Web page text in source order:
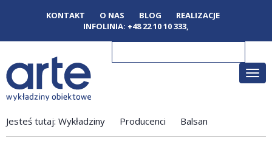
KONTAKT O NAS BLOG
REALIZACJE
INFOLINIA: +48 22 10 10 333,
Jesteś tutaj: Wykładziny Producenci Balsan